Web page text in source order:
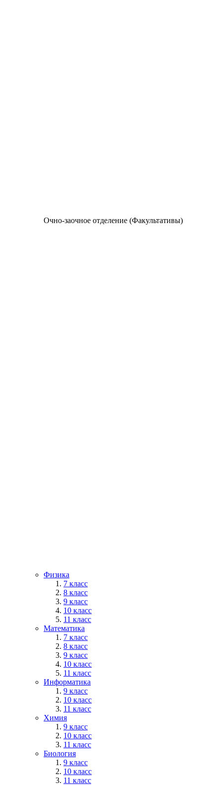
Очно-заочное отделение (Факультативы)
Физика
7 класс
8 класс
9 класс
10 класс
11 класс
Математика
7 класс
8 класс
9 класс
10 класс
11 класс
Информатика
9 класс
10 класс
11 класс
Химия
9 класс
10 класс
11 класс
Биология
9 класс
10 класс
11 класс